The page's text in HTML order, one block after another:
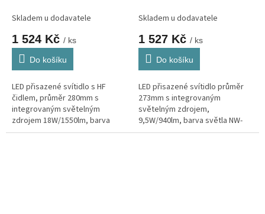
Skladem u dodavatele
1 524 Kč / ks
Do košíku
LED přisazené svítidlo s HF
čidlem, průměr 280mm s
integrovaným světelným
zdrojem 18W/1550lm, barva
světla NW-neutrální bílá. Vhodné
Skladem u dodavatele
1 527 Kč / ks
Do košíku
LED přisazené svítidlo průměr
273mm s integrovaným
světelným zdrojem,
9,5W/940lm, barva světla NW-
neutrální bílá s HF čidlem